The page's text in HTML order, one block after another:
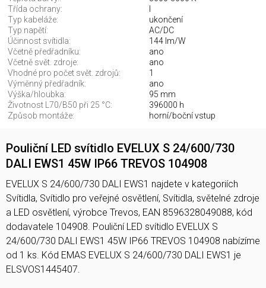
Třída ochrany:
Typ kabeláže:
ukončení
Typ napětí:
AC/DC
Účinnost svítidla:
144 lm/W
Včetně předřadníku:
ano
Včetně svět. zdroje:
ano
Vhodné pro počet svět. zdrojů:
1
Výměnný předřadník:
ano
Výška/hloubka:
95 mm
Životnost L70/B50 při 25 °C:
396000 h
Způsob montáže:
horní/boční vstup
Pouliční LED svítidlo EVELUX S 24/600/730
DALI EWS1 45W IP66 TREVOS 104908
EVELUX S 24/600/730 DALI EWS1 najdete v kategoriích
Svítidla, Svítidlo pro veřejné osvětlení, Svítidla, světelné zdroje
a LED osvětlení, výrobce Trevos, EAN 8596328049088, kód
dodavatele 104908. Pouliční LED svítidlo EVELUX S
24/600/730 DALI EWS1 45W IP66 TREVOS 104908 nabízíme
od 1 ks. Kód EMAS EVELUX S 24/600/730 DALI EWS1 je
ELSVOS1445407.